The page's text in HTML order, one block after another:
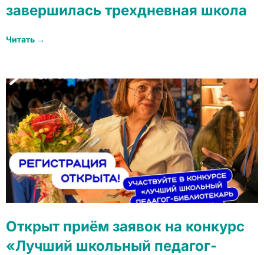
завершилась трехдневная школа
Читать →
Открыт приём заявок на конкурс
«Лучший школьный педагог-